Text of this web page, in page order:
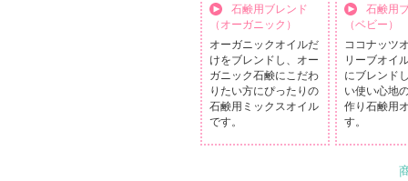
石鹸用ブレンド
（オーガニック）
オーガニックオイルだ
けをブレンドし、オー
ガニック石鹸にこだわ
りたい方にぴったりの
石鹸用ミックスオイル
です。
石鹸用
（ベビー）
ココナッツ
リーブオイ
にブレンド
い使い心地
作り石鹸用
す。